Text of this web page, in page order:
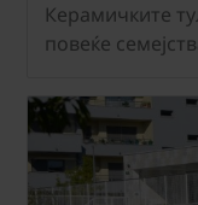
Керамичките
повеќе